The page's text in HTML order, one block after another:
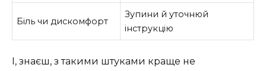
Біль чи дискомфорт
Зупини й уточнюй
інструкцію
І, знаєш, з такими штуками краще не